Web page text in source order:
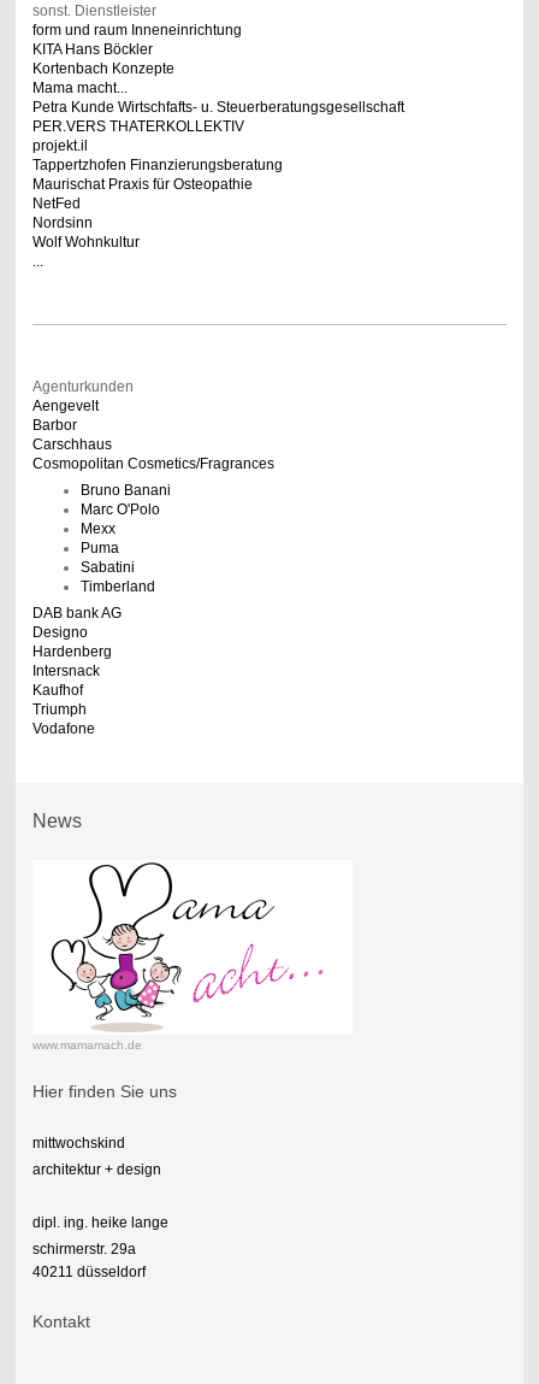
sonst. Dienstleister
form und raum Inneneinrichtung
KITA Hans Böckler
Kortenbach Konzepte
Mama macht...
Petra Kunde Wirtschfafts- u. Steuerberatungsgesellschaft
PER.VERS THATERKOLLEKTIV
projekt.il
Tappertzhofen Finanzierungsberatung
Maurischat Praxis für Osteopathie
NetFed
Nordsinn
Wolf Wohnkultur
...
Agenturkunden
Aengevelt
Barbor
Carschhaus
Cosmopolitan Cosmetics/Fragrances
Bruno Banani
Marc O'Polo
Mexx
Puma
Sabatini
Timberland
DAB bank AG
Designo
Hardenberg
Intersnack
Kaufhof
Triumph
Vodafone
News
www.mamamach.de
Hier finden Sie uns
mittwochskind
architektur + design
dipl. ing. heike lange
schirmerstr. 29a
40211 düsseldorf
Kontakt